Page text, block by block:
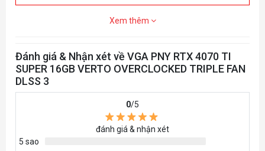
Memory
21Gbps
Giao diện bộ
nhớ
192-bit
Cổng giao
3x DisplayPort 1.4, HDMI 2.1
Xem thêm
Đánh giá & Nhận xét về VGA PNY RTX 4070 TI
SUPER 16GB VERTO OVERCLOCKED TRIPLE FAN
DLSS 3
0/5
đánh giá & nhận xét
5 sao